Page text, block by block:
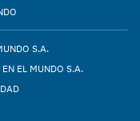
S.A.
EL MUNDO S.A.